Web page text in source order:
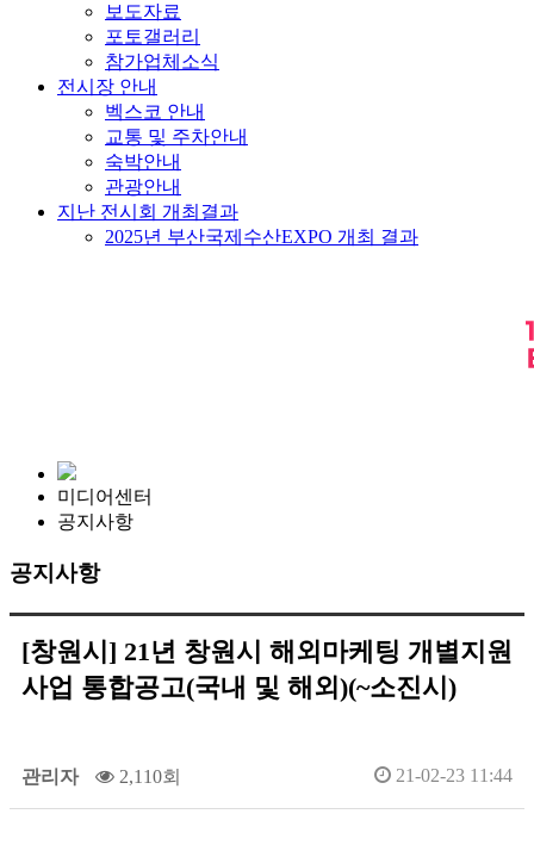
보도자료
포토갤러리
참가업체소식
전시장 안내
벡스코 안내
교통 및 주차안내
숙박안내
관광안내
지난 전시회 개최결과
2025년 부산국제수산EXPO 개최 결과
미디어센터
공지사항
공지사항
[창원시] 21년 창원시 해외마케팅 개별지원
사업 통합공고(국내 및 해외)(~소진시)
관리자 2,110회 21-02-23 11:44